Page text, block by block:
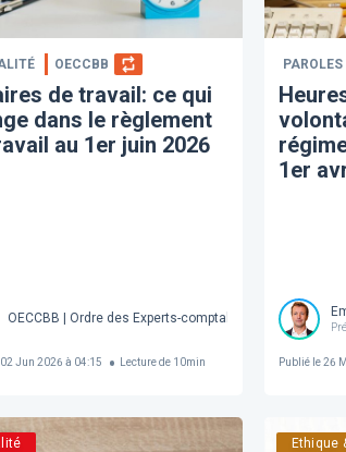
OECCBB
de travail: ce qui
dans le règlement
au 1er juin 2026
OECCBB | Ordre des Experts-comptables et
Jun 2026 à 04:15 Lecture de 10min
PAROLES
1er
Publié le26
Ethique